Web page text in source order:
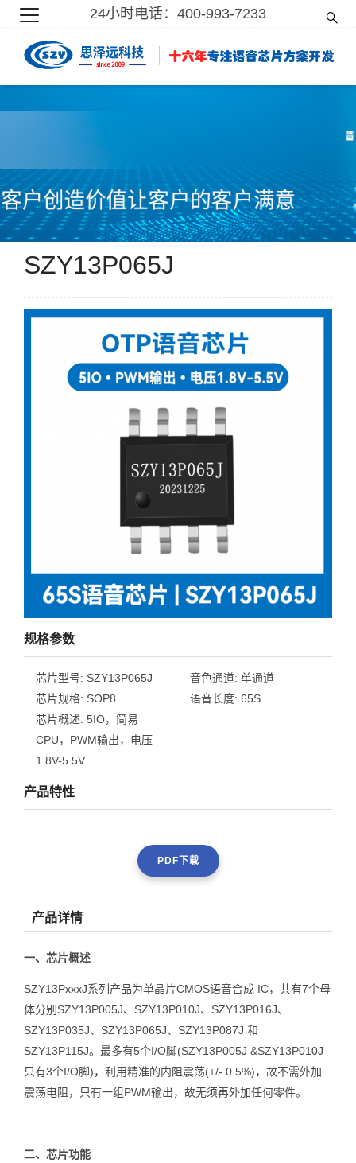
24小时电话：400-993-7233
SZY13P065J
规格参数
芯片型号: SZY13P065J 音色通道: 单通道
芯片规格: SOP8 语音长度: 65S
芯片概述: 5IO，简易
CPU，PWM输出，电压
1.8V-5.5V
产品特性
PDF下载
产品详情
一、芯片概述
SZY13PxxxJ系列产品为单晶片CMOS语音合成 IC，共有7个母
体分别SZY13P005J、SZY13P010J、SZY13P016J、
SZY13P035J、SZY13P065J、SZY13P087J 和
SZY13P115J。最多有5个I/O脚(SZY13P005J &SZY13P010J
只有3个I/O脚)，利用精准的内阻震荡(+/- 0.5%)，故不需外加
震荡电阻，只有一组PWM输出，故无须再外加任何零件。
二、芯片功能